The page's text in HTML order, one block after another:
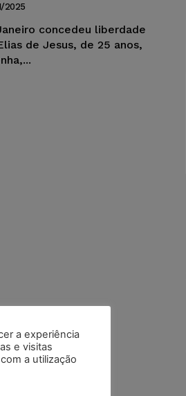
2025
concedeu liberdade
de Jesus, de 25 anos,
a experiência
e visitas
a utilização